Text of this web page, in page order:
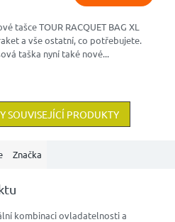
tašce TOUR RACQUET BAG XL
a vše ostatní, co potřebujete.
taška nyní také nové...
SOUVISEJÍCÍ PRODUKTY
Značka
kombinaci ovladatelnosti a